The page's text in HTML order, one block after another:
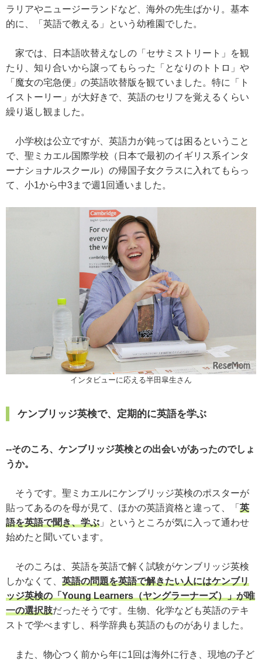
ラリアやニュージーランドなど、海外の先生ばかり。基本
的に、「英語で教える」という幼稚園でした。
家では、日本語吹替えなしの「セサミストリート」を観
たり、知り合いから譲ってもらった「となりのトトロ」や
「魔女の宅急便」の英語吹替版を観ていました。特に「ト
イストーリー」が大好きで、英語のセリフを覚えるくらい
繰り返し観ました。
小学校は公立ですが、英語力が鈍っては困るということ
で、聖ミカエル国際学校（日本で最初のイギリス系インタ
ーナショナルスクール）の帰国子女クラスに入れてもらっ
て、小1から中3まで週1回通いました。
インタビューに応える半田皐生さん
ケンブリッジ英検で、定期的に英語を学ぶ
--そのころ、ケンブリッジ英検との出会いがあったのでしょ
うか。
そうです。聖ミカエルにケンブリッジ英検のポスターが
貼ってあるのを母が見て、ほかの英語資格と違って、「 英
語を英語で聞き、学ぶ 」というところが気に入って通わせ
始めたと聞いています。
そのころは、英語を英語で解く試験がケンブリッジ英検
しかなくて、 英語の問題を英語で解きたい人にはケンブリ
ッジ英検の「Young Learners（ヤングラーナーズ）」が唯
一の選択肢だったそうです。生物、化学なども英語のテキ
ストで学べますし、科学辞典も英語のものがありました。
また、物心つく前から年に1回は海外に行き、現地の子ど